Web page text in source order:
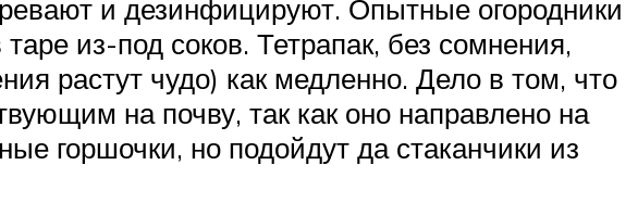
и дезинфицируют. Опытные огородники
из-под соков. Тетрапак, без сомнения,
растут чудо) как медленно. Дело в том, что
на почву, так как оно направлено на
горшочки, но подойдут да стаканчики из